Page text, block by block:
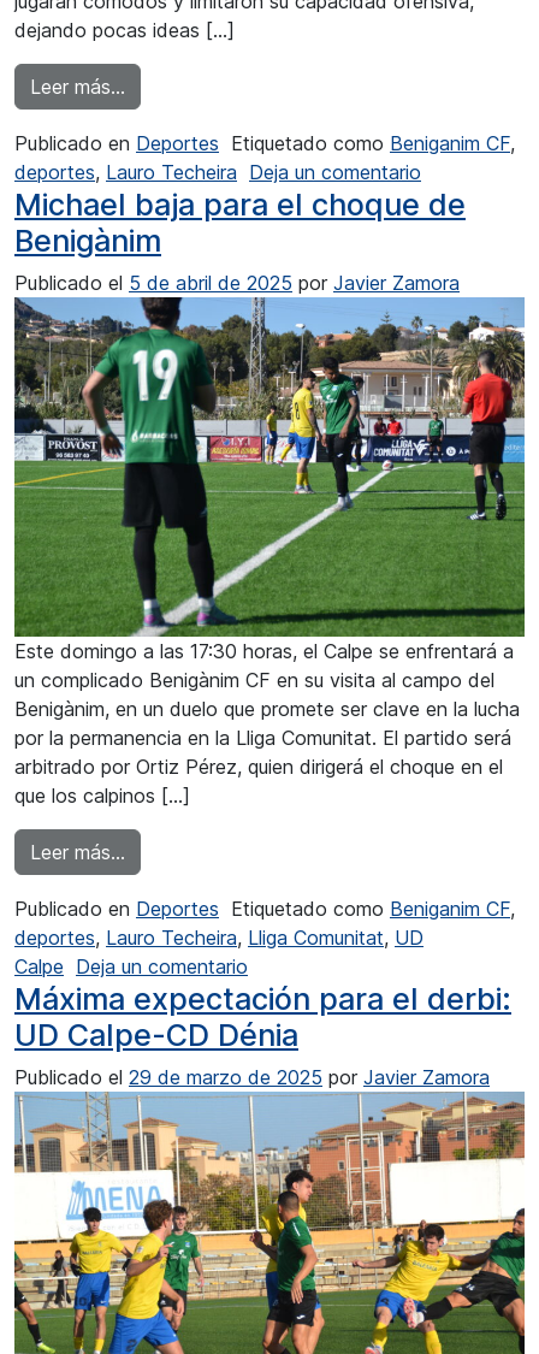
dejando pocas ideas […]
Leer más…
Publicado en Deportes Etiquetado como Beniganim CF,
deportes, Lauro Techeira Deja un comentario
Michael baja para el choque de
Benigànim
Publicado el 5 de abril de 2025 por Javier Zamora
Este domingo a las 17:30 horas, el Calpe se enfrentará a
un complicado Benigànim CF en su visita al campo del
Benigànim, en un duelo que promete ser clave en la lucha
por la permanencia en la Lliga Comunitat. El partido será
arbitrado por Ortiz Pérez, quien dirigerá el choque en el
que los calpinos […]
Leer más…
Publicado en Deportes Etiquetado como Beniganim CF,
deportes, Lauro Techeira, Lliga Comunitat, UD
Calpe Deja un comentario
Máxima expectación para el derbi:
UD Calpe-CD Dénia
Publicado el 29 de marzo de 2025 por Javier Zamora